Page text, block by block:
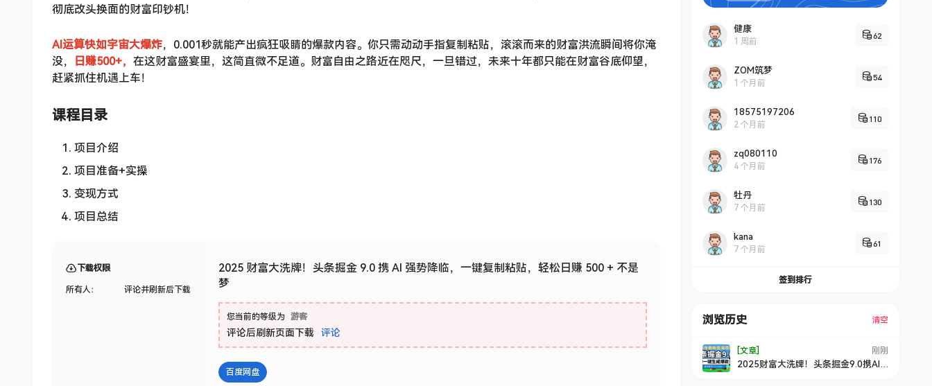
彻底改头换面的财富印钞机！
AI运算快如宇宙大爆炸，0.001秒就能产出疯狂吸睛的爆款内容。你只需动动手指复制粘贴，滚滚而来的财富洪流瞬间将你淹
没，
日赚500+， 在这财富盛宴里，这简直微不足道。财富自由之路近在咫尺，一旦错过，未来十年都只能在财富谷底仰望，
赶紧抓住机遇上车！
课程目录
项目介绍
项目准备+实操
变现方式
项目总结
下载权限
所有人： 评论并刷新后下载
2025 财富大洗牌！头条掘金 9.0 携 AI 强势降临，一键复制粘贴，轻松日赚 500 + 不是
梦
您当前的等级为 游客
评论后刷新页面下载 评论
百度网盘
健康
1 周前
62
ZOM筑梦
1 个月前
54
18575197206
2 个月前
110
zq080110
4 个月前
176
牡丹
7 个月前
130
kana
7 个月前
61
签到排行
浏览历史 清空
[文章] 刚刚
2025财富大洗牌！头条掘金9.0携AI